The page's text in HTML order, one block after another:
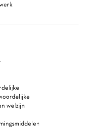
welzijn